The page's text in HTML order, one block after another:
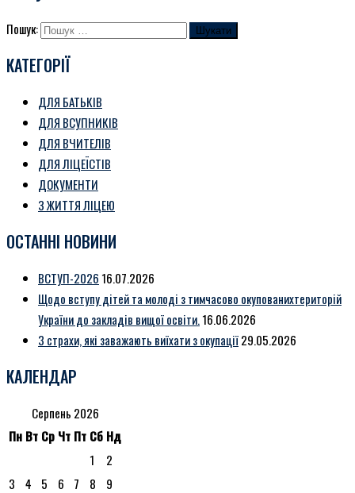
Пошук:
КАТЕГОРІЇ
ДЛЯ БАТЬКІВ
ДЛЯ ВСУПНИКІВ
ДЛЯ ВЧИТЕЛІВ
ДЛЯ ЛІЦЕЇСТІВ
ДОКУМЕНТИ
З ЖИТТЯ ЛІЦЕЮ
ОСТАННІ НОВИНИ
ВСТУП-2026 16.07.2026
Щодо вступу дітей та молоді з тимчасово окупованихтериторій
України до закладів вищої освіти.16.06.2026
3 страхи, які заважають виїхати з окупації29.05.2026
КАЛЕНДАР
Серпень 2026
Пн Вт Ср Чт Пт Сб Нд
1
2
3
4 5 6 7 8
9